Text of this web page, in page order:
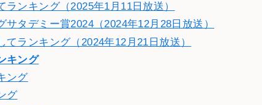
ンキング（2025年1月11日放送）
タデミー賞2024（2024年12月28日放送）
ランキング（2024年12月21日放送）
キング
ング
グ